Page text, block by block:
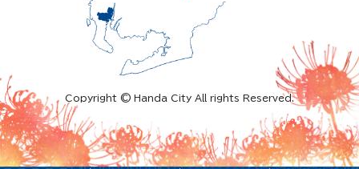
Copyright © Handa City All rights Reserved.